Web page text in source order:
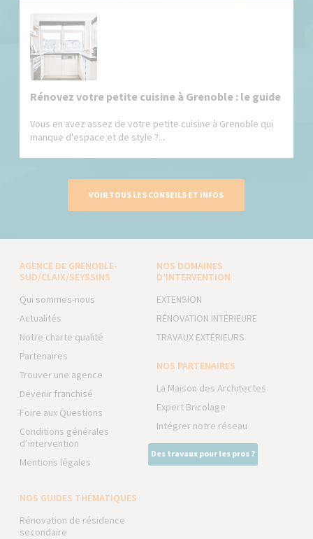
Rénovez votre petite cuisine à Grenoble : le guide
Vous en avez assez de votre petite cuisine à Grenoble qui
manque d'espace et de style ?...
VOIR TOUS LES CONSEILS ET INFOS
AGENCE DE GRENOBLE-
SUD/CLAIX/SEYSSINS
Qui sommes-nous
Actualités
Notre charte qualité
Partenaires
Trouver une agence
Devenir franchisé
Foire aux Questions
Conditions générales
d’intervention
Mentions légales
NOS DOMAINES
D’INTERVENTION
EXTENSION
RÉNOVATION INTÉRIEURE
TRAVAUX EXTÉRIEURS
NOS PARTENAIRES
La Maison des Architectes
Expert Bricolage
Intégrer notre réseau
Des travaux pour les pros ?
NOS GUIDES THÉMATIQUES
Rénovation de résidence
secondaire